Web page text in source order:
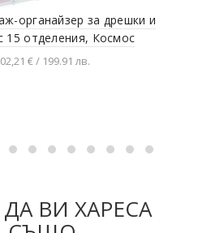
органайзер за дрешки и
15 отделения, Космос
€ / 199.91 лв.
ВИ ХАРЕСА